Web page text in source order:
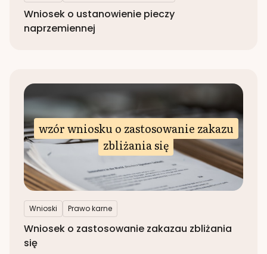
Wniosek o ustanowienie pieczy
naprzemiennej
wzór wniosku o zastosowanie zakazu
zbliżania się
Wnioski Prawo karne
Wniosek o zastosowanie zakazau zbliżania
się